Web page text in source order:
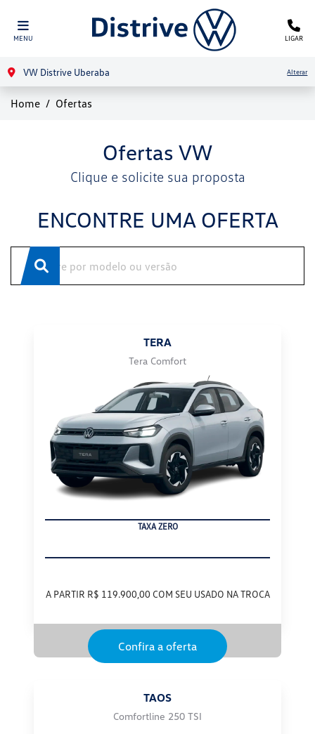
MENU LIGAR
VW Distrive Uberaba Alterar
Home Ofertas
Ofertas VW
Clique e solicite sua proposta
ENCONTRE UMA OFERTA
TERA
Tera Comfort
TAXA ZERO
A PARTIR R$ 119.900,00 COM SEU USADO NA TROCA
Confira a oferta
TAOS
Comfortline 250 TSI